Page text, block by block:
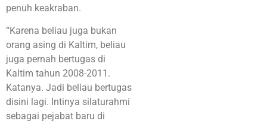
penuh keakraban.
“Karena beliau juga bukan
orang asing di Kaltim, beliau
juga pernah bertugas di
Kaltim tahun 2008-2011.
Katanya. Jadi beliau bertugas
disini lagi. Intinya silaturahmi
sebagai pejabat baru di